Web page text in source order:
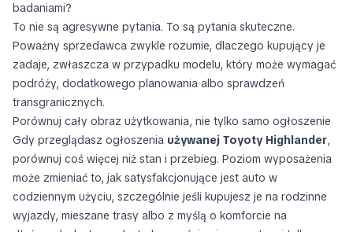
badaniami?
To nie są agresywne pytania. To są pytania skuteczne.
Poważny sprzedawca zwykle rozumie, dlaczego kupujący je
zadaje, zwłaszcza w przypadku modelu, który może wymagać
podróży, dodatkowego planowania albo sprawdzeń
transgranicznych.
Porównuj cały obraz użytkowania, nie tylko samo ogłoszenie
Gdy przeglądasz ogłoszenia używanej Toyoty Highlander,
porównuj coś więcej niż stan i przebieg. Poziom wyposażenia
może zmieniać to, jak satysfakcjonujące jest auto w
codziennym użyciu, szczególnie jeśli kupujesz je na rodzinne
wyjazdy, mieszane trasy albo z myślą o komforcie na